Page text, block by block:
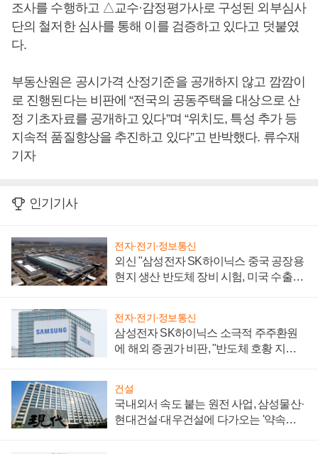
조사를 수행하고 △교수·감정평가사로 구성된 외부심사
단의 철저한 심사를 통해 이를 검증하고 있다고 덧붙였
다.
부동산원은 공시가격 산정기준을 공개하지 않고 깜깜이
로 진행된다는 비판에 “전국의 공동주택을 대상으로 산
정 기초자료를 공개하고 있다”며 “위치도, 특성 추가 등
지속적 품질향상을 추진하고 있다”고 반박했다. 류수재
기자
인기기사
전자·전기·정보통신
외신 "삼성전자 SK하이닉스 중국 공장용
현지 생산 반도체 장비 시험, 미국 수출통
전자·전기·정보통신
삼성전자 SK하이닉스 소극적 주주환원
에 해외 증권가 비판, "반도체 호황 지속
건설
국내외서 속도 붙는 원전 사업, 삼성물산·
현대건설·대우건설에 다가오는 '약속의